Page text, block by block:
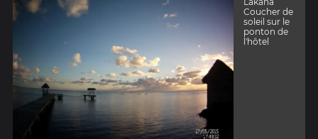
Coucher de
soleil sur le
ponton de
l'hôtel